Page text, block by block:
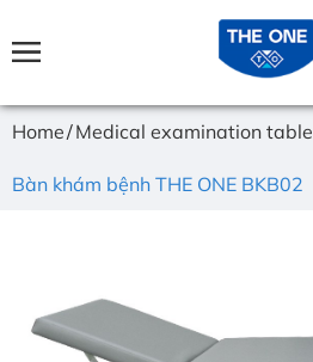
Home Medical examination table
Bàn khám bệnh THE ONE BKB02